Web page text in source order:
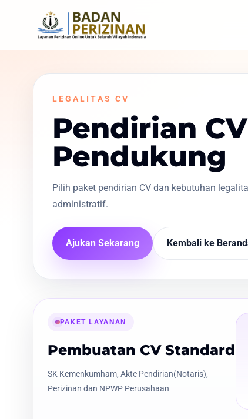
LEGALITAS CV
Pendirian
Pendukung
Pilih paket pendirian CV dan kebutuhan
administratif.
Ajukan Sekarang Kembali ke
PAKET LAYANAN
Pembuatan CV Standard
SK Kemenkumham, Akte Pendirian(Notaris),
Perizinan dan NPWP Perusahaan